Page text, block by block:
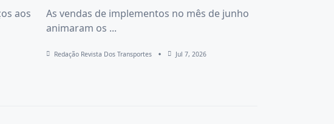
aos
As vendas de implementos no mês de junho
animaram os ...
Redação Revista Dos Transportes Jul 7, 2026